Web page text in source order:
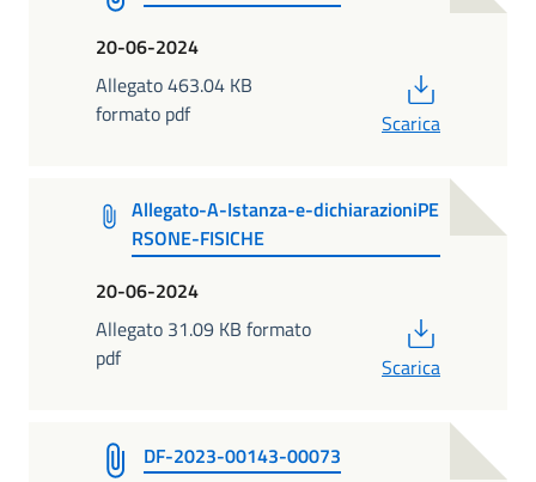
20-06-2024
Allegato 463.04 KB
formato pdf
Scarica
Allegato-A-Istanza-e-dichiarazioniPE
RSONE-FISICHE
20-06-2024
Allegato 31.09 KB formato
pdf
Scarica
DF-2023-00143-00073